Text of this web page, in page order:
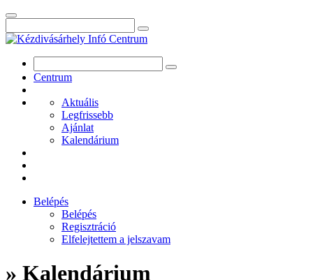
Centrum
Aktuális
Legfrissebb
Ajánlat
Kalendárium
Belépés
Belépés
Regisztráció
Elfelejtettem a jelszavam
» Kalendárium